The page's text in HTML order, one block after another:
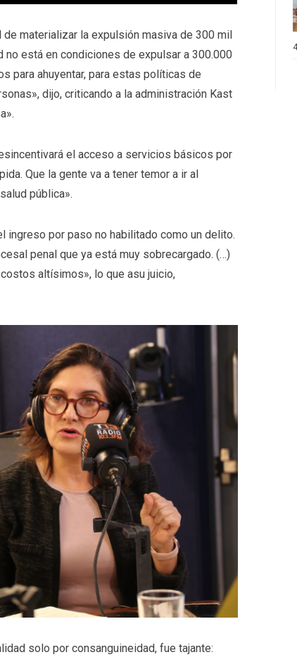
materializar la expulsión masiva de 300 mil
no está en condiciones de expulsar a 300.000
para ahuyentar, para estas políticas de
dijo, criticando a la administración Kast
el acceso a servicios básicos por
Que la gente va a tener temor a ir al
pública».
ingreso por paso no habilitado como un delito.
penal que ya está muy sobrecargado. (…)
altísimos», lo que asu juicio,
solo por consanguineidad, fue tajante: